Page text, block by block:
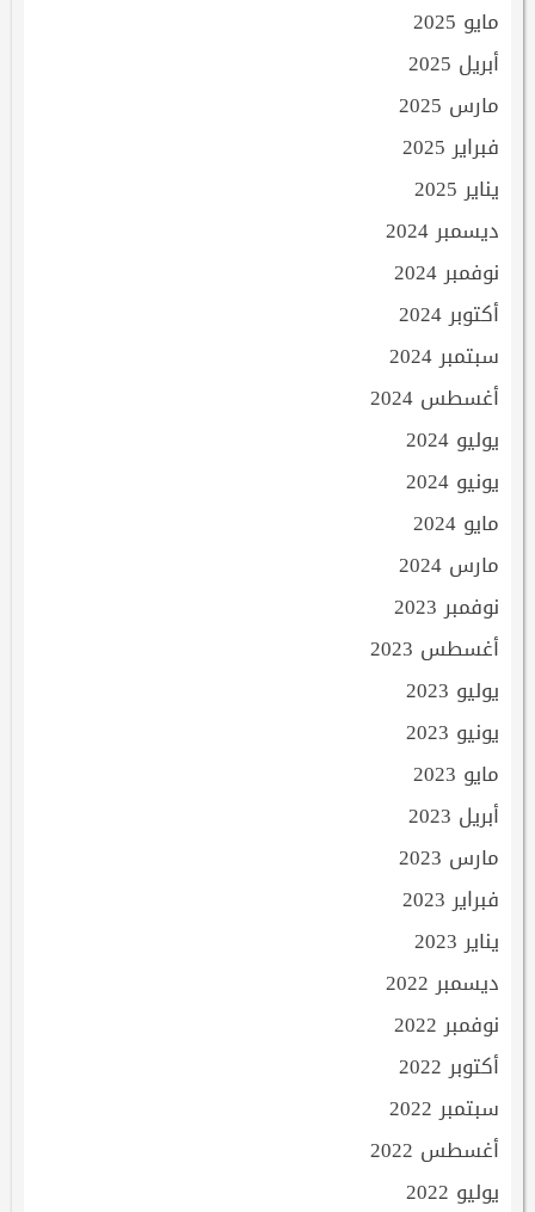
مايو 2025
أبريل 2025
مارس 2025
فبراير 2025
يناير 2025
ديسمبر 2024
نوفمبر 2024
أكتوبر 2024
سبتمبر 2024
أغسطس 2024
يوليو 2024
يونيو 2024
مايو 2024
مارس 2024
نوفمبر 2023
أغسطس 2023
يوليو 2023
يونيو 2023
مايو 2023
أبريل 2023
مارس 2023
فبراير 2023
يناير 2023
ديسمبر 2022
نوفمبر 2022
أكتوبر 2022
سبتمبر 2022
أغسطس 2022
يوليو 2022